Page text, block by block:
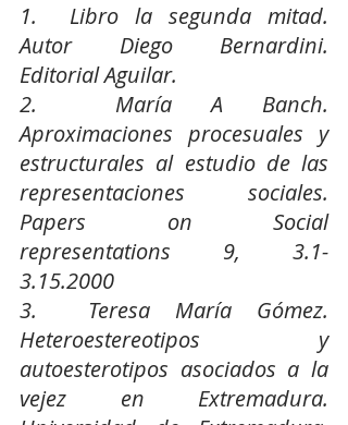
1.  Libro la segunda mitad.
Autor Diego Bernardini.
Editorial Aguilar.
2.  María A Banch.
Aproximaciones procesuales y
estructurales al estudio de las
representaciones sociales.
Papers on Social
representations 9, 3.1-
3.15.2000
3.  Teresa María Gómez.
Heteroestereotipos y
autoesterotipos asociados a la
vejez en Extremadura.